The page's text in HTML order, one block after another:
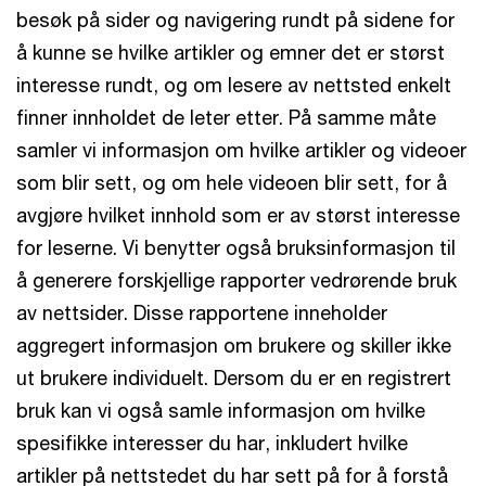
besøk på sider og navigering rundt på sidene for
å kunne se hvilke artikler og emner det er størst
interesse rundt, og om lesere av nettsted enkelt
finner innholdet de leter etter. På samme måte
samler vi informasjon om hvilke artikler og videoer
som blir sett, og om hele videoen blir sett, for å
avgjøre hvilket innhold som er av størst interesse
for leserne. Vi benytter også bruksinformasjon til
å generere forskjellige rapporter vedrørende bruk
av nettsider. Disse rapportene inneholder
aggregert informasjon om brukere og skiller ikke
ut brukere individuelt. Dersom du er en registrert
bruk kan vi også samle informasjon om hvilke
spesifikke interesser du har, inkludert hvilke
artikler på nettstedet du har sett på for å forstå